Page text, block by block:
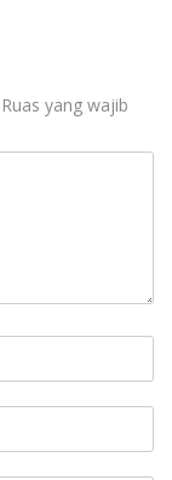
Ruas yang wajib